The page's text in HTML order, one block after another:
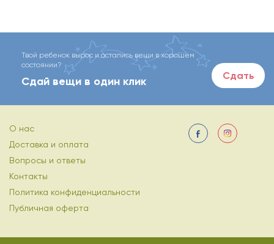
Твой ребенок вырос и остались вещи в хорошем
состоянии?
Сдай вещи в один клик Сдать
О нас
Доставка и оплата
Вопросы и ответы
Контакты
Политика конфиденциальности
Публичная оферта